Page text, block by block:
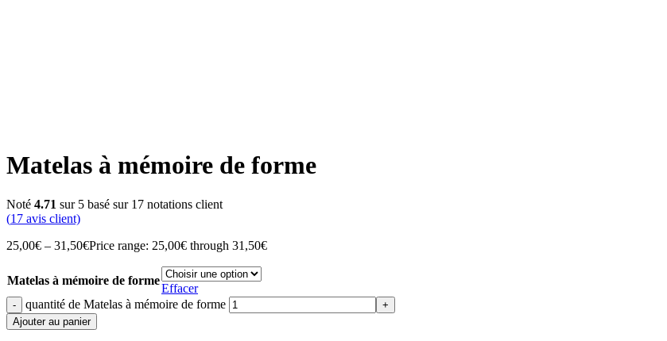
Matelas à mémoire de forme
Noté 4.71 sur 5 basé sur 17 notations client
(17 avis client)
25,00€ – 31,50€Price range: 25,00€ through 31,50€
Matelas à mémoire de forme
Effacer
quantité de Matelas à mémoire de forme
Ajouter au panier